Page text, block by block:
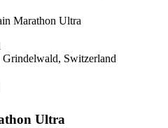
Marathon Ultra
Grindelwald, Switzerland
Ultra